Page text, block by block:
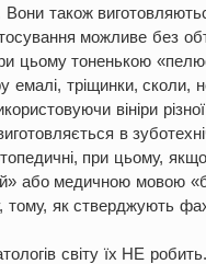
також
можливе без
цьому тоненькою
емалі, тріщинки, сколи,
вініри
в
при цьому,
або медичною мовою
тому, як стверджують
світу їх НЕ